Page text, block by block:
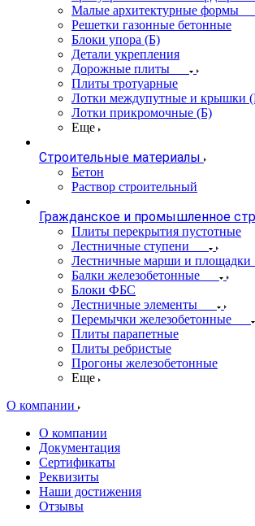
Малые архитектурные формы
Решетки газонные бетонные
Блоки упора (Б)
Детали укрепления
Дорожные плиты
Плиты тротуарные
Лотки междупутные и
Лотки прикромочные (Б)
Еще
Строительные материалы
Бетон
Раствор строительный
Гражданское и промышленное
Плиты перекрытия пустотные
Лестничные ступени
Лестничные марши и площадки
Балки железобетонные
Блоки ФБС
Лестничные элементы
Перемычки железобетонные
Плиты парапетные
Плиты ребристые
Прогоны железобетонные
Еще
О компании
О компании
Документация
Сертификаты
Реквизиты
Наши достижения
Отзывы